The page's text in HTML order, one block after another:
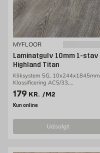
MYFLOOR
Laminatgulv 10mm 1-stav
Highland Titan
Kliksystem 5G, 10x244x1845mm,
Klassificering AC5/33,
1,80m2/pakke
Pris 179 kr. /m2
179 KR. /M2
Kun online
udsolgt